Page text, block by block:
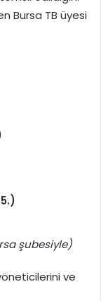
Bursa TB üyesi
şubesiyle)
ve